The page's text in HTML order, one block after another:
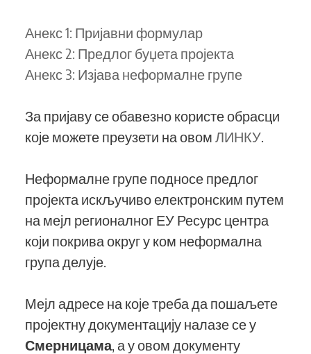
Анекс 1: Пријавни формулар
Анекс 2: Предлог буџета пројекта
Анекс 3: Изјава неформалне групе
За пријаву се обавезно користе обрасци
које можете преузети на овом ЛИНКУ.
Неформалне групе подносе предлог
пројекта искључиво електронским путем
на мејл регионалног ЕУ Ресурс центра
који покрива округ у ком неформална
група делује.
Мејл адресе на које треба да пошаљете
пројектну документацију налазе се у
Смерницама, а у овом документу